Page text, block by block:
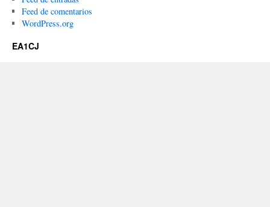
Feed de comentarios
WordPress.org
EA1CJ